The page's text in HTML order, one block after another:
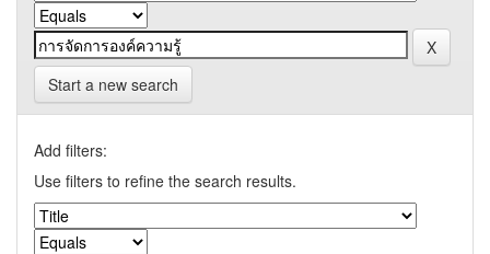
Start a new search
Add filters:
Use filters to refine the search results.